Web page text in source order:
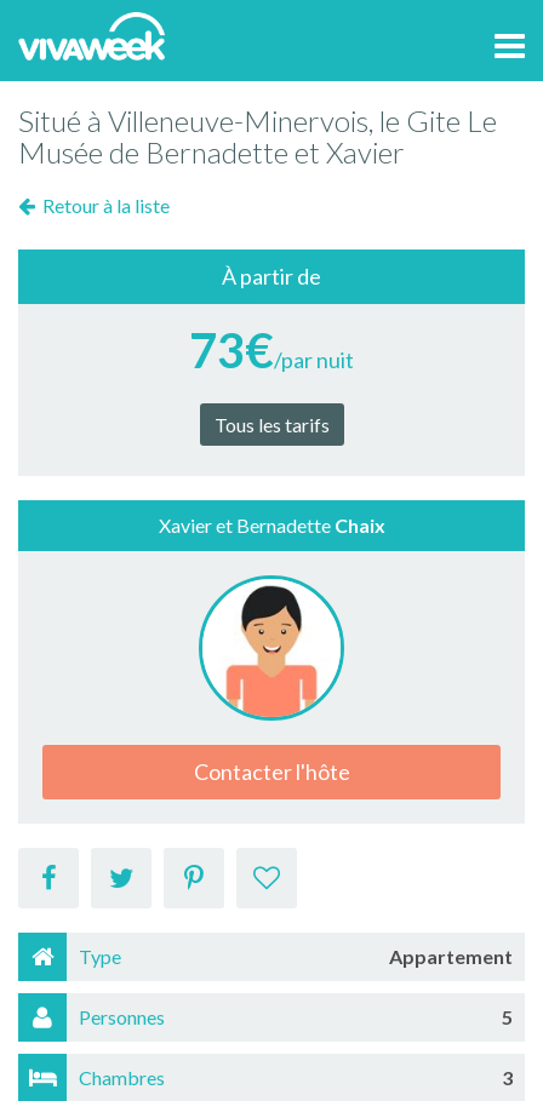
Situé à Villeneuve-Minervois, le Gite Le
Musée de Bernadette et Xavier
Retour à la liste
À partir de
73€/par nuit
Tous les tarifs
Xavier et Bernadette Chaix
Contacter l'hôte
Type Appartement
Personnes 5
Chambres 3